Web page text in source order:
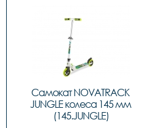
Самокат NOVATRACK
JUNGLE колеса 145 мм
(145.JUNGLE)